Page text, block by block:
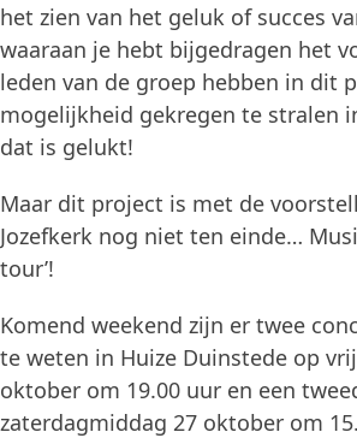
het zien van het geluk of succes
waaraan je hebt bijgedragen het
leden van de groep hebben in dit
mogelijkheid gekregen te stralen
dat is gelukt!
Maar dit project is met de
Jozefkerk nog niet ten einde…
tour’!
Komend weekend zijn er twee
te weten in Huize Duinstede op
oktober om 19.00 uur en een
zaterdagmiddag 27 oktober om